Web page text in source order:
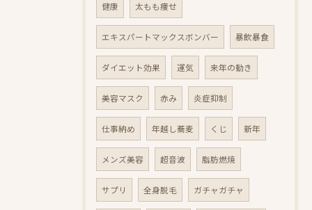
健康 太もも痩せ
エキスパートマックスボンバー 暴飲暴食
ダイエット効果 運気 来年の動き
美容マスク 赤み 炎症抑制
仕事納め 年越し蕎麦 くじ 新年
メンズ美容 超音波 脂肪燃焼
サプリ 全身脱毛 ガチャガチャ